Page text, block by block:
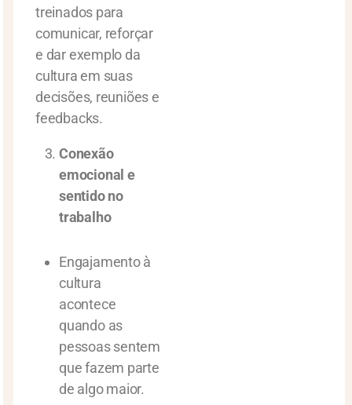
treinados para
comunicar, reforçar
e dar exemplo da
cultura em suas
decisões, reuniões e
feedbacks.
Conexão
emocional e
sentido no
trabalho
Engajamento à
cultura
acontece
quando as
pessoas sentem
que fazem parte
de algo maior.